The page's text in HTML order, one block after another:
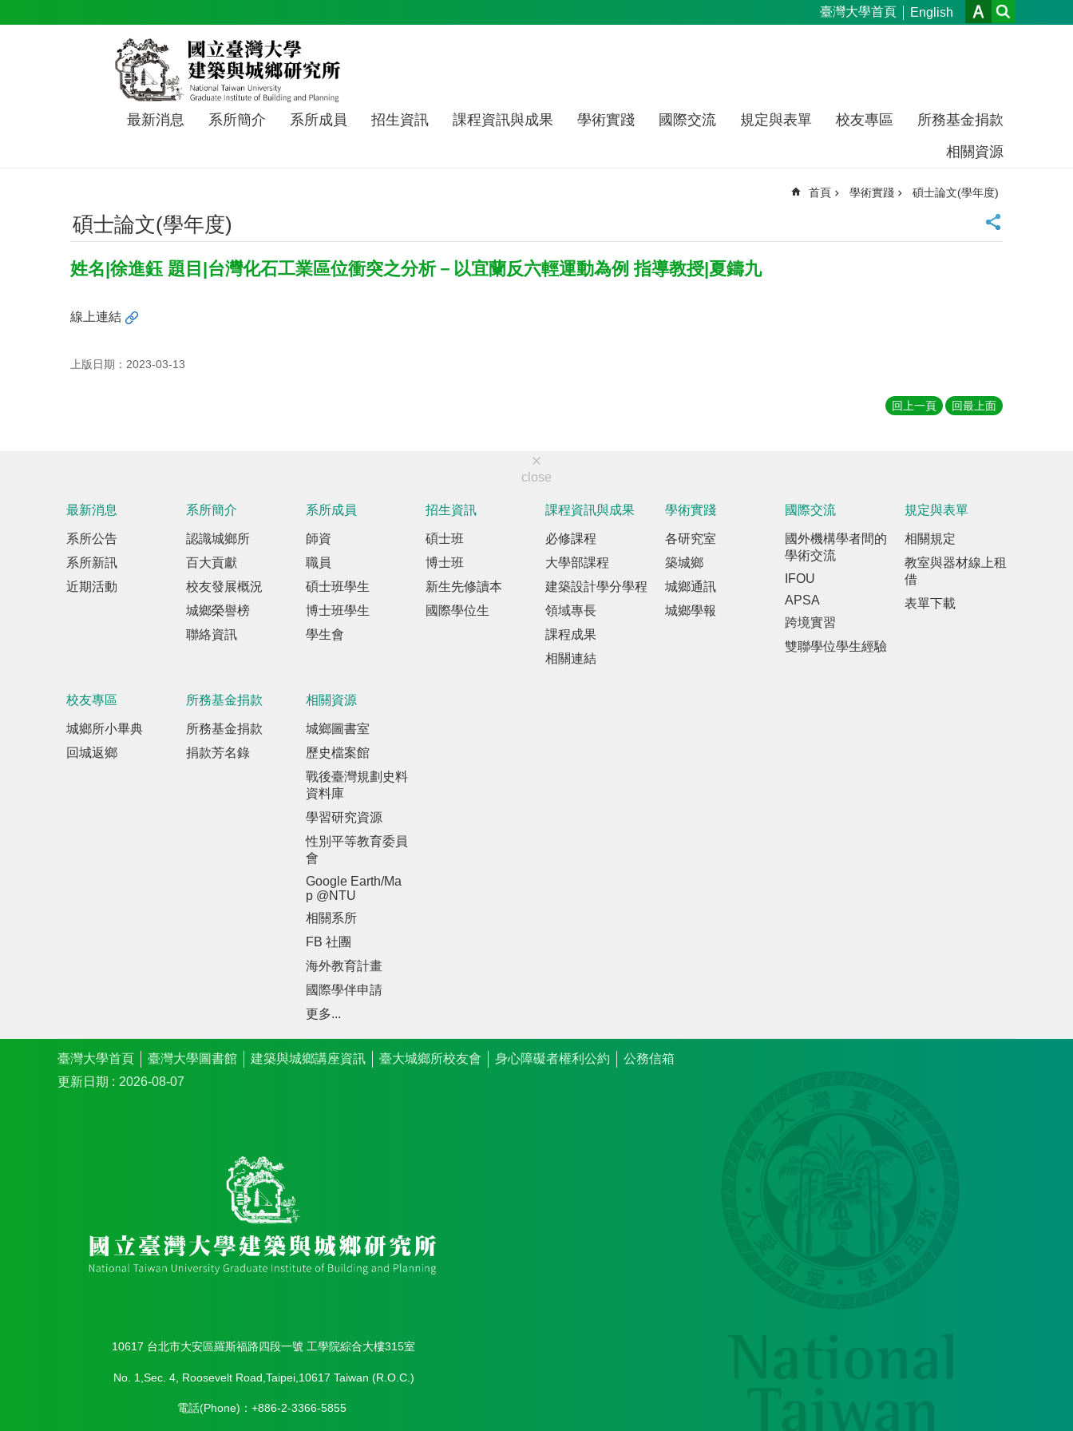
臺灣大學首頁 English
最新消息 系所簡介 系所成員 招生資訊 課程資訊與成果 學術實踐 國際交流 規定與表單 校友專區
所務基金捐款
相關資源
首頁 學術實踐 碩士論文(學年度)
碩士論文(學年度)
姓名|徐進鈺 題目|台灣化石工業區位衝突之分析－以宜蘭反六輕運動為例 指導教授|夏鑄九
線上連結
上版日期：2023-03-13
回上一頁 回最上面
close
最新消息
系所公告
系所新訊
近期活動
系所簡介
認識城鄉所
百大貢獻
校友發展概況
城鄉榮譽榜
聯絡資訊
系所成員
師資
職員
碩士班學生
博士班學生
學生會
招生資訊
碩士班
博士班
新生先修讀本
國際學位生
課程資訊與成果
必修課程
大學部課程
建築設計學分學程
領域專長
課程成果
相關連結
學術實踐
各研究室
築城鄉
城鄉通訊
城鄉學報
國際交流
國外機構學者間的
學術交流
IFOU
APSA
跨境實習
雙聯學位學生經驗
規定與表單
相關規定
教室與器材線上租
借
表單下載
校友專區
城鄉所小畢典
回城返鄉
所務基金捐款
所務基金捐款
捐款芳名錄
相關資源
城鄉圖書室
歷史檔案館
戰後臺灣規劃史料
資料庫
學習研究資源
性別平等教育委員
會
Google Earth/Ma
p @NTU
相關系所
FB 社團
海外教育計畫
國際學伴申請
更多...
臺灣大學首頁 臺灣大學圖書館 建築與城鄉講座資訊 臺大城鄉所校友會 身心障礙者權利公約
公務信箱
更新日期
2026-08-07
10617 台北市大安區羅斯福路四段一號 工學院綜合大樓315室
No. 1,Sec. 4, Roosevelt Road,Taipei,10617 Taiwan (R.O.C.)
電話(Phone)：+886-2-3366-5855